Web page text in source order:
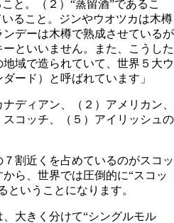
と。（２）“蒸留酒”であるこ
ること。ジンやウオツカは木樽
デーは木樽で熟成させているが
といいません。また、こうした
域で造られていて、世界５大ウ
ード）と呼ばれています」
ディアン、（２）アメリカン、
スコッチ、（５）アイリッシュの
７割近くを占めているのがスコッ
ら、世界では圧倒的に“スコッ
ということになります。
大きく分けて“シングルモル